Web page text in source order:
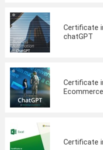
Certificate
chatGPT
Certificate
Ecommerce
Certificate